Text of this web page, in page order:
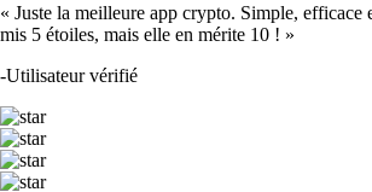
« Juste la meilleure app crypto. Simple, efficace
mis 5 étoiles, mais elle en mérite 10 ! »
-Utilisateur vérifié